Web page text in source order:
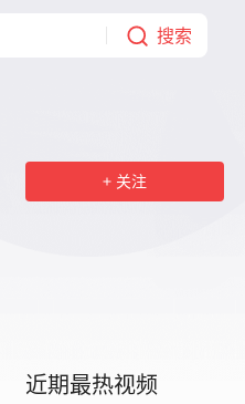
搜索
关注
近期最热视频